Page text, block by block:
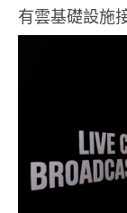
有雲基礎設施